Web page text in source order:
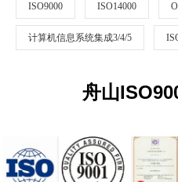
ISO9000 ISO14000
计算机信息系统集成3/4/5
舟山